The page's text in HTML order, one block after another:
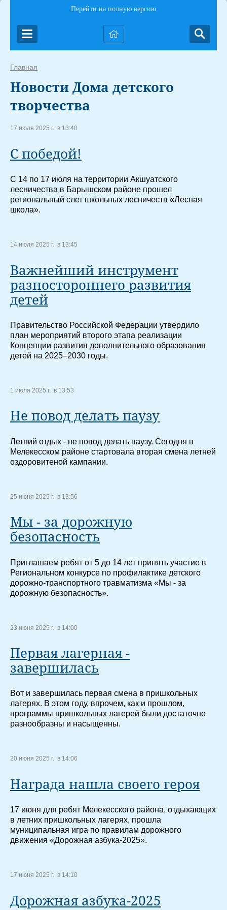
Перейти на полную версию
Главная
Новости Дома детского
творчества
17 июля 2025 г. в 13:40
С победой!
С 14 по 17 июля на территории Акшуатского
лесничества в Барышском районе прошел
региональный слет школьных лесничеств «Лесная
школа».
14 июля 2025 г. в 13:45
Важнейший инструмент
разностороннего развития
детей
Правительство Российской Федерации утвердило
план мероприятий второго этапа реализации
Концепции развития дополнительного образования
детей на 2025–2030 годы.
1 июля 2025 г. в 13:53
Не повод делать паузу
Летний отдых - не повод делать паузу. Сегодня в
Мелекесском районе стартовала вторая смена летней
оздоровитеной кампании.
25 июня 2025 г. в 13:56
Мы - за дорожную
безопасность
Приглашаем ребят от 5 до 14 лет принять участие в
Региональном конкурсе по профилактике детского
дорожно-транспортного травматизма «Мы - за
дорожную безопасность».
23 июня 2025 г. в 14:00
Первая лагерная -
завершилась
Вот и завершилась первая смена в пришкольных
лагерях. В этом году, впрочем, как и прошлом,
программы пришкольных лагерей были достаточно
разнообразны и насыщенны.
20 июня 2025 г. в 14:06
Награда нашла своего героя
17 июня для ребят Мелекесского района, отдыхающих
в летних пришкольных лагерях, прошла
муниципальная игра по правилам дорожного
движения «Дорожная азбука-2025».
17 июня 2025 г. в 14:10
Дорожная азбука-2025